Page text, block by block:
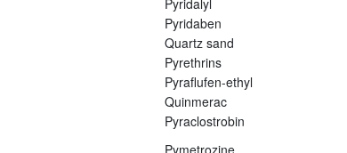
Pyridaben
Quartz sand
Pyrethrins
Pyraflufen-ethyl
Quinmerac
Pyraclostrobin
Pymetrozine